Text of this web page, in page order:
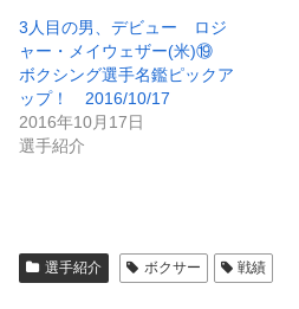
3人目の男、デビュー ロジ
ャー・メイウェザー(米)⑲
ボクシング選手名鑑ピックア
ップ！ 2016/10/17
2016年10月17日
選手紹介
選手紹介 ボクサー 戦績